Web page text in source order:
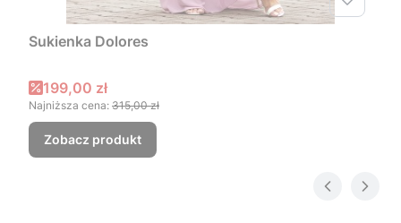
Sukienka Dolores
Cena promocyjna
199,00 zł
Najniższa cena: 315,00 zł
Zobacz produkt